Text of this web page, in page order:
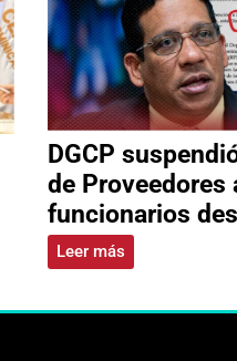
DGCP
de Proveedores
funcionarios
Leer más